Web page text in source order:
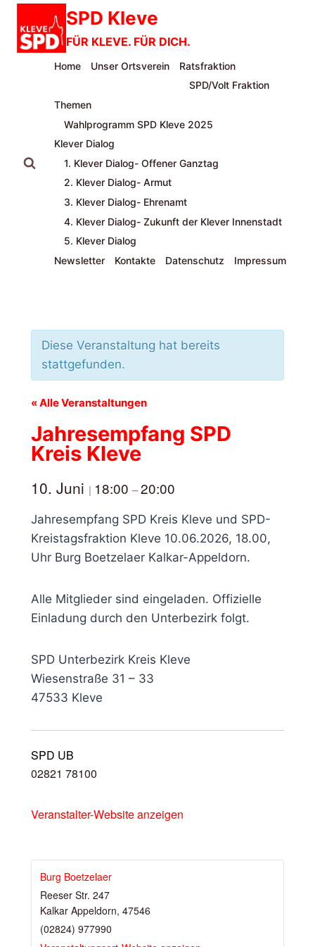
Inhalt
springen
SPD Kleve
FÜR KLEVE. FÜR DICH.
Home Unser Ortsverein
Ratsfraktion
SPD/Volt Fraktion
Themen
Wahlprogramm SPD Kleve 2025
Klever Dialog
1. Klever Dialog- Offener Ganztag
2. Klever Dialog- Armut
3. Klever Dialog- Ehrenamt
4. Klever Dialog- Zukunft der Klever Innenstadt
5. Klever Dialog
Newsletter
Kontakte Datenschutz Impressum
Diese Veranstaltung hat bereits
stattgefunden.
« Alle Veranstaltungen
Jahresempfang SPD
Kreis Kleve
10. Juni | 18:00 –20:00
Jahresempfang SPD Kreis Kleve und SPD-
Kreistagsfraktion Kleve 10.06.2026, 18.00,
Uhr Burg Boetzelaer Kalkar-Appeldorn.
Alle Mitglieder sind eingeladen. Offizielle
Einladung durch den Unterbezirk folgt.
SPD Unterbezirk Kreis Kleve
Wiesenstraße 31 – 33
47533 Kleve
SPD UB
02821 78100
Veranstalter-Website anzeigen
Burg Boetzelaer
Reeser Str. 247
Kalkar Appeldorn, 47546
(02824) 977990